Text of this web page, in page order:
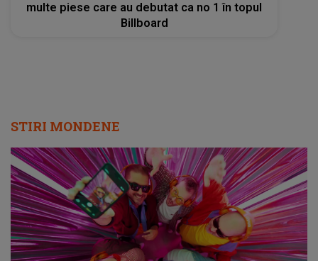
multe piese care au debutat ca no 1 în topul
Billboard
STIRI MONDENE